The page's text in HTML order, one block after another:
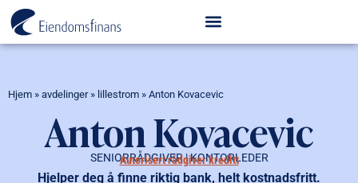
Hjem » avdelinger» lillestrom » Anton Kovacevic
Anton Kovacevic
SENIORRÅDGIVER | KONTORLEDER
Autorisert rådgiver kreditt
Hjelper deg å finne riktig bank, helt kostnadsfritt.